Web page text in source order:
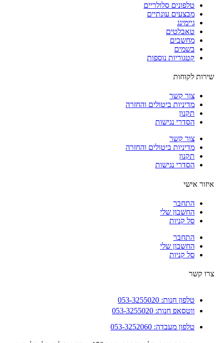
טלפונים סלולריים
מבצעים עונתיים
גיימינג
טאבלטים
מחשבים
בשמים
קטגוריות נוספות
לקוחות
צור קשר
מדיניות ביטולים והחזרה
תקנון
הסדרי נגישות
צור קשר
מדיניות ביטולים והחזרה
תקנון
הסדרי נגישות
אישי
התחבר
החשבון שלי
סל קניות
התחבר
החשבון שלי
סל קניות
קשר
טלפון חנות: 053-3255020
ווטסאפ חנות: 053-3255020
טלפון מעבדה: 053-3252060